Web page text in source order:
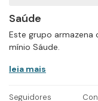
Saúde
Este grupo
mínio Sáude.
leia mais
Seguidores